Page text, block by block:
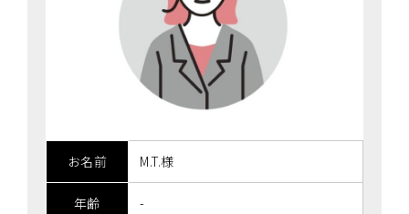
お名前 M.T.様
年齢 -